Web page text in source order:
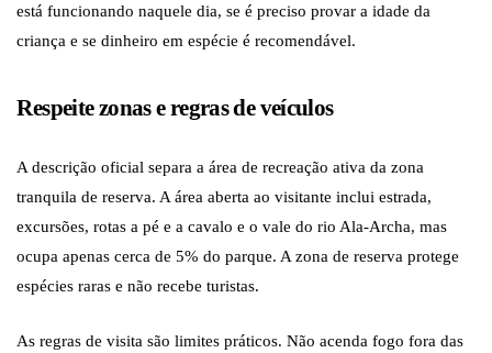
está funcionando naquele dia, se é preciso provar a idade da
criança e se dinheiro em espécie é recomendável.
Respeite zonas e regras de veículos
A descrição oficial separa a área de recreação ativa da zona
tranquila de reserva. A área aberta ao visitante inclui estrada,
excursões, rotas a pé e a cavalo e o vale do rio Ala-Archa, mas
ocupa apenas cerca de 5% do parque. A zona de reserva protege
espécies raras e não recebe turistas.
As regras de visita são limites práticos. Não acenda fogo fora das